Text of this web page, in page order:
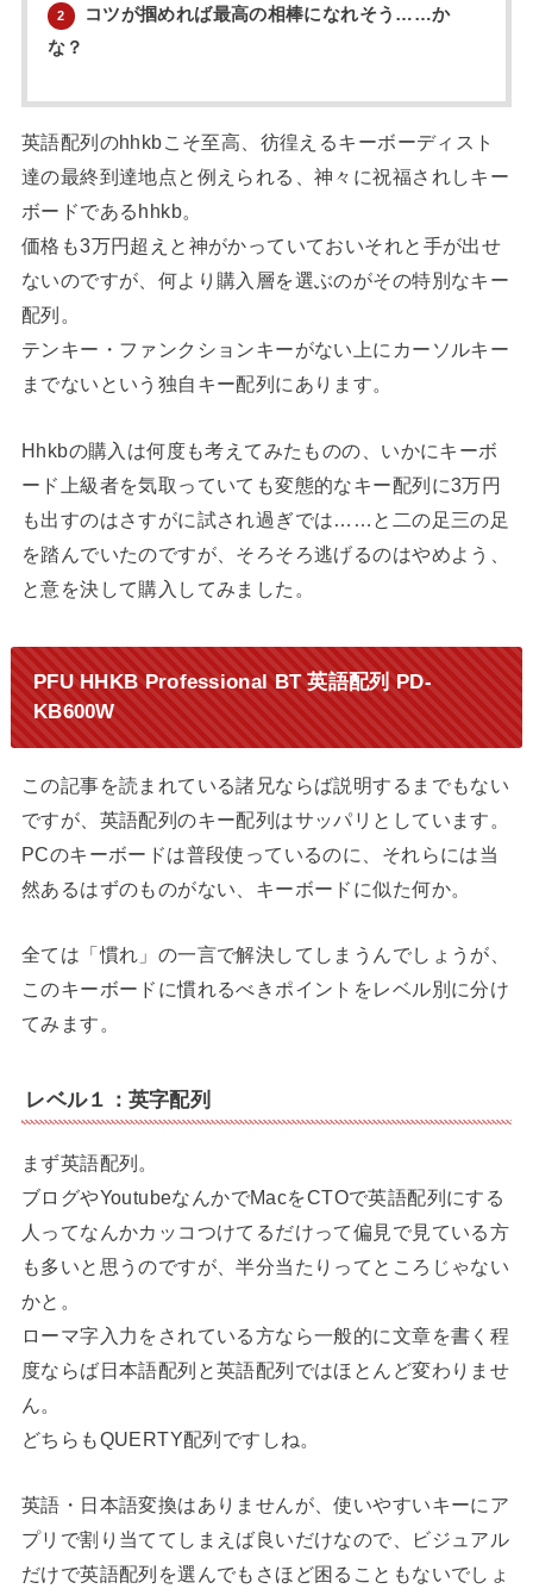
2
コツが掴めれば最高の相棒になれそう……か
な？
英語配列のhhkbこそ至高、彷徨えるキーボーディスト
達の最終到達地点と例えられる、神々に祝福されしキー
ボードであるhhkb。
価格も3万円超えと神がかっていておいそれと手が出せ
ないのですが、何より購入層を選ぶのがその特別なキー
配列。
テンキー・ファンクションキーがない上にカーソルキー
までないという独自キー配列にあります。
Hhkbの購入は何度も考えてみたものの、いかにキーボ
ード上級者を気取っていても変態的なキー配列に3万円
も出すのはさすがに試され過ぎでは……と二の足三の足
を踏んでいたのですが、そろそろ逃げるのはやめよう、
と意を決して購入してみました。
PFU HHKB Professional BT 英語配列 PD-
KB600W
この記事を読まれている諸兄ならば説明するまでもない
ですが、英語配列のキー配列はサッパリとしています。
PCのキーボードは普段使っているのに、それらには当
然あるはずのものがない、キーボードに似た何か。
全ては「慣れ」の一言で解決してしまうんでしょうが、
このキーボードに慣れるべきポイントをレベル別に分け
てみます。
レベル１：英字配列
まず英語配列。
ブログやYoutubeなんかでMacをCTOで英語配列にする
人ってなんかカッコつけてるだけって偏見で見ている方
も多いと思うのですが、半分当たりってところじゃない
かと。
ローマ字入力をされている方なら一般的に文章を書く程
度ならば日本語配列と英語配列ではほとんど変わりませ
ん。
どちらもQUERTY配列ですしね。
英語・日本語変換はありませんが、使いやすいキーにア
プリで割り当ててしまえば良いだけなので、ビジュアル
だけで英語配列を選んでもさほど困ることもないでしょ